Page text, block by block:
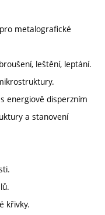
metalografické
leštění, leptání.
energiově disperzním
a stanovení
křivky.